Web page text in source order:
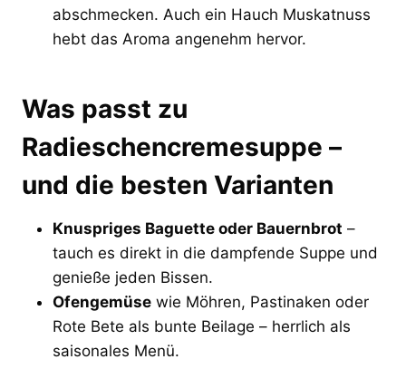
abschmecken. Auch ein Hauch Muskatnuss
hebt das Aroma angenehm hervor.
Was passt zu
Radieschencremesuppe –
und die besten Varianten
Knuspriges Baguette oder Bauernbrot –
tauch es direkt in die dampfende Suppe und
genieße jeden Bissen.
Ofengemüse wie Möhren, Pastinaken oder
Rote Bete als bunte Beilage – herrlich als
saisonales Menü.